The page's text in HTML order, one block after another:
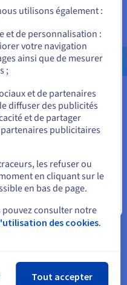
des workflows
learning et DevOps,
cette démarche en
reproductibles et
Cela comprend la
les tests, le
des contrôles
modèle, tests en
Il facilite aussi la
USD - $
utilisons également :
et de personnalisation :
votre navigation
ainsi que de mesurer
;
et de partenaires
diffuser des publicités
et de partager
publicitaires
les refuser ou
en cliquant sur le
en bas de page.
consulter notre
des cookies.
Tout accepter